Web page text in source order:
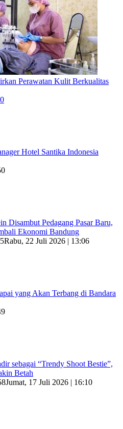
Perawatan Kulit Berkualitas
Hotel Santika Indonesia
Disambut Pedagang Pasar Baru,
Ekonomi Bandung
Rabu, 22 Juli 2026 | 13:06
yang Akan Terbang di Bandara
sebagai “Trendy Shoot Bestie”,
Betah
Jumat, 17 Juli 2026 | 16:10